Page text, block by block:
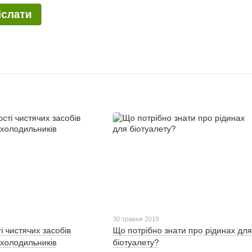
чистячих засобів
30 травня 2019
Що потрібно знати про рідинах для
біотуалету?